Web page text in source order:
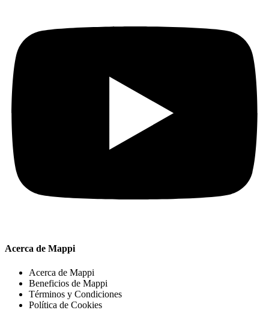
Acerca de Mappi
Acerca de Mappi
Beneficios de Mappi
Términos y Condiciones
Política de Cookies